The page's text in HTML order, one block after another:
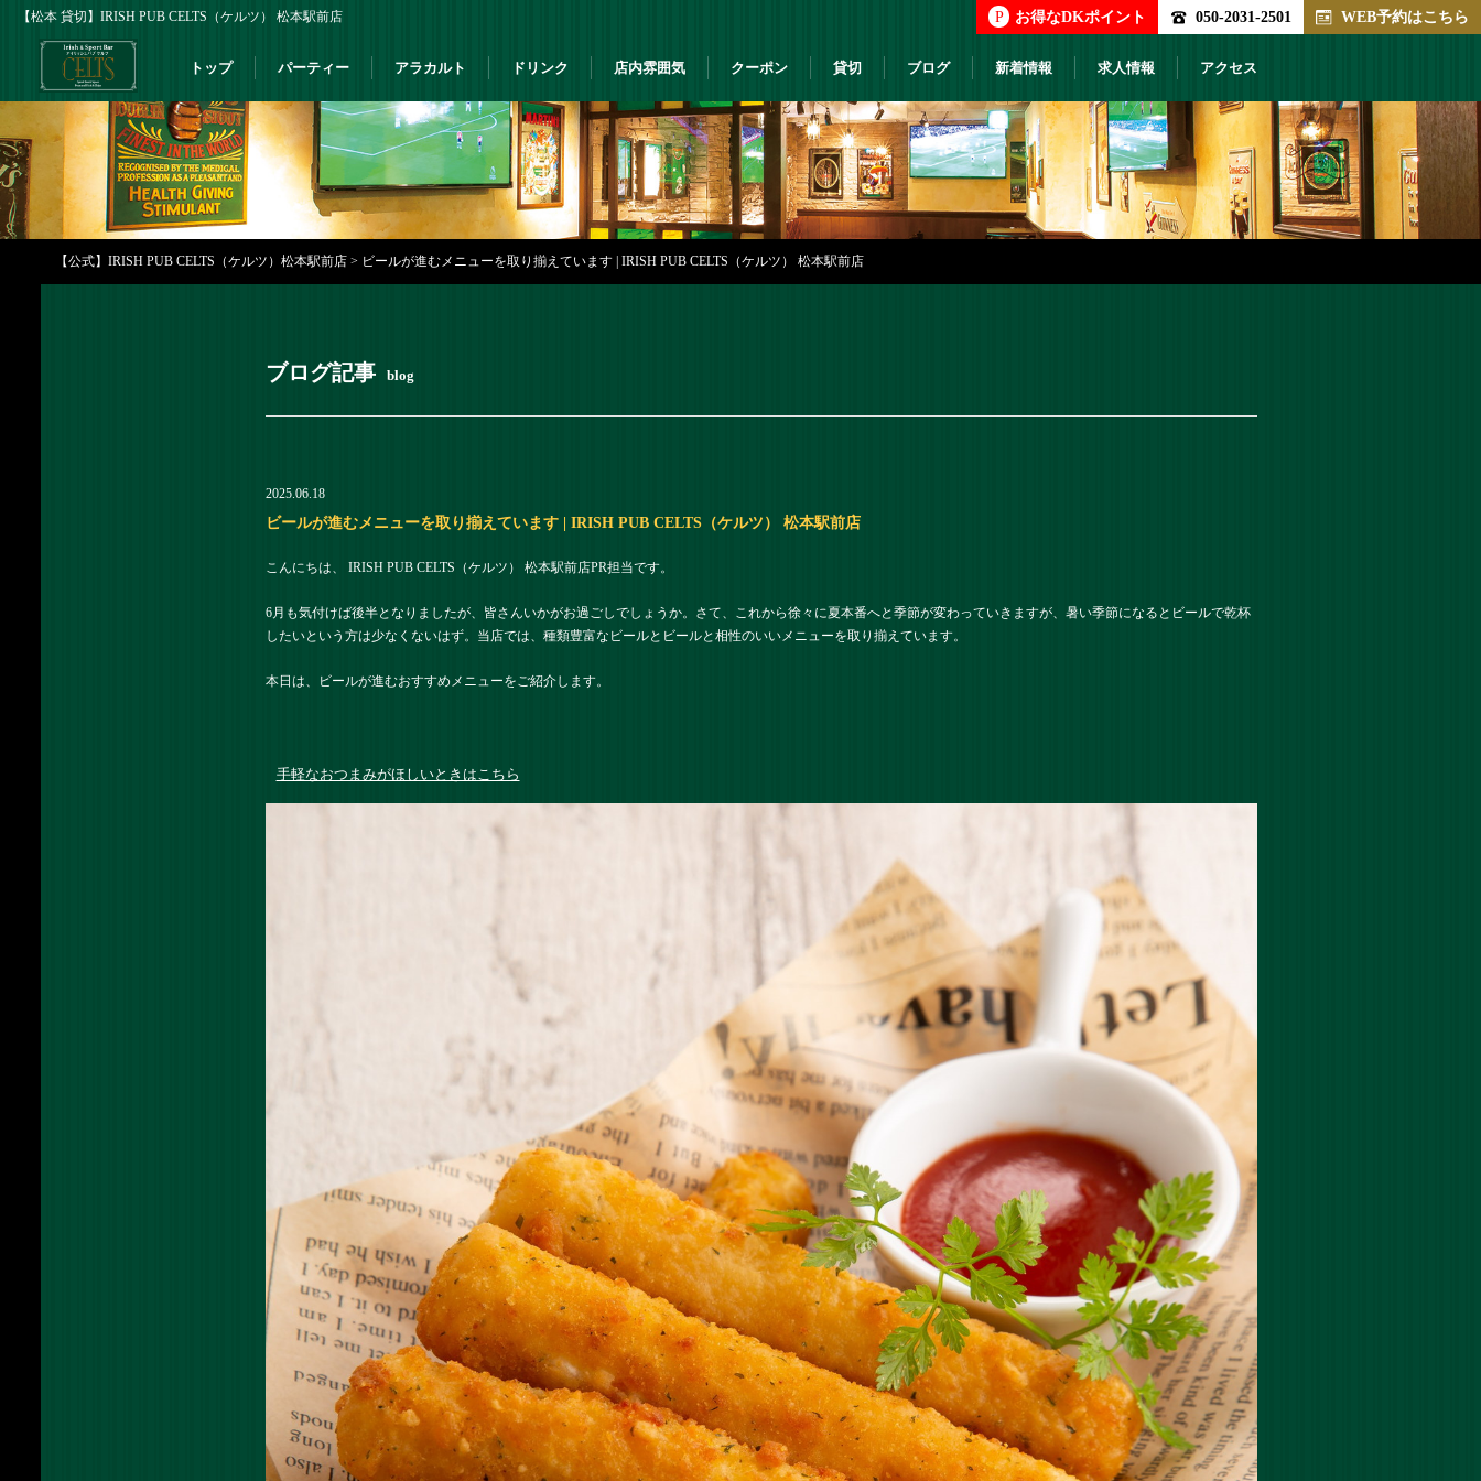
【松本 貸切】IRISH PUB CELTS（ケルツ） 松本駅前店 P お得なDKポイント 050-2031-2501 WEB予約はこちら
トップ パーティー アラカルト ドリンク 店内雰囲気 クーポン 貸切 ブログ 新着情報 求人情報 アクセス
【公式】IRISH PUB CELTS（ケルツ）松本駅前店 > ビールが進むメニューを取り揃えています | IRISH PUB CELTS（ケルツ） 松本駅前店
ブログ記事 blog
2025.06.18
ビールが進むメニューを取り揃えています | IRISH PUB CELTS（ケルツ） 松本駅前店
こんにちは、 IRISH PUB CELTS（ケルツ） 松本駅前店PR担当です。
6月も気付けば後半となりましたが、皆さんいかがお過ごしでしょうか。さて、これから徐々に夏本番へと季節が変わっていきますが、暑い季節になるとビールで乾杯
したいという方は少なくないはず。当店では、種類豊富なビールとビールと相性のいいメニューを取り揃えています。
本日は、ビールが進むおすすめメニューをご紹介します。
手軽なおつまみがほしいときはこちら